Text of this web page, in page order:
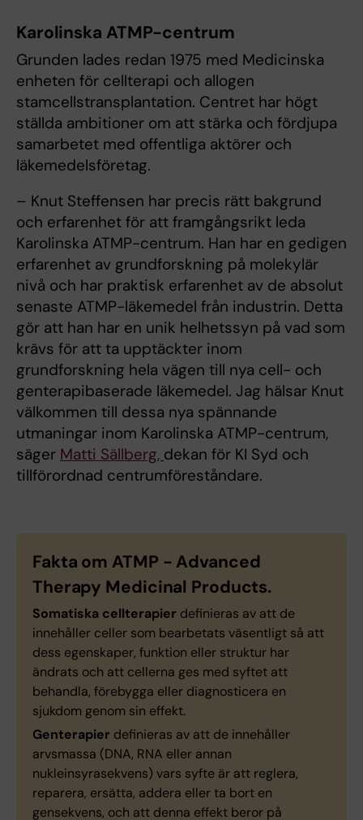
Karolinska ATMP-centrum
Grunden lades redan 1975 med Medicinska
enheten för cellterapi och allogen
stamcellstransplantation. Centret har högt
ställda ambitioner om att stärka och fördjupa
samarbetet med offentliga aktörer och
läkemedelsföretag.
– Knut Steffensen har precis rätt bakgrund
och erfarenhet för att framgångsrikt leda
Karolinska ATMP-centrum. Han har en gedigen
erfarenhet av grundforskning på molekylär
nivå och har praktisk erfarenhet av de absolut
senaste ATMP-läkemedel från industrin. Detta
gör att han har en unik helhetssyn på vad som
krävs för att ta upptäckter inom
grundforskning hela vägen till nya cell- och
genterapibaserade läkemedel. Jag hälsar Knut
välkommen till dessa nya spännande
utmaningar inom Karolinska ATMP-centrum,
säger Matti Sällberg, dekan för KI Syd och
tillförordnad centrumföreståndare.
Fakta om ATMP - Advanced
Therapy Medicinal Products.
Somatiska cellterapier definieras av att de
innehåller celler som bearbetats väsentligt så att
dess egenskaper, funktion eller struktur har
ändrats och att cellerna ges med syftet att
behandla, förebygga eller diagnosticera en
sjukdom genom sin effekt.
Genterapier definieras av att de innehåller
arvsmassa (DNA, RNA eller annan
nukleinsyrasekvens) vars syfte är att reglera,
reparera, ersätta, addera eller ta bort en
gensekvens, och att denna effekt beror på